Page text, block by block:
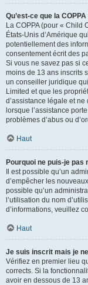
Qu’est-ce que la COPPA
La COPPA (pour « Child
États-Unis d’Amérique
potentiellement des
consentement écrit des
Si vous ne savez pas si
moins de 13 ans inscrits
un conseiller juridique
Limited et que les
d’assistance légale et
lorsque l’assistance
problèmes d’abus ou
Haut
Pourquoi ne puis-je pas
Il est possible qu’un
d’empêcher les
possible qu’un
l’utilisation du nom
d’informations, veuillez
Haut
Je suis inscrit mais je
Vérifiez en premier lieu
corrects. Si la
avoir en dessous de 13